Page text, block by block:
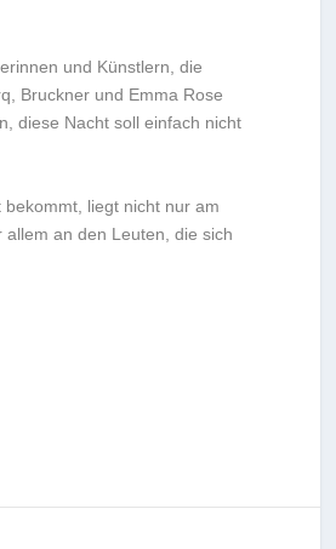
und Künstlern, die
Bruckner und Emma Rose
diese Nacht soll einfach nicht
liegt nicht nur am
an den Leuten, die sich